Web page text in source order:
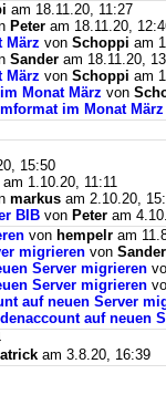
am 18.11.20, 11:27
Peter am 18.11.20,
März von Schoppi am
Sander am 18.11.20,
März von Schoppi am
Monat März von
im Monat März
15:50
am 1.10.20, 11:11
markus am 2.10.20,
BIB von Peter am
von hempelr am
migrieren von Sander
Server migrieren
Server migrieren
auf neuen Server
auf neuen
am 3.8.20, 16:39